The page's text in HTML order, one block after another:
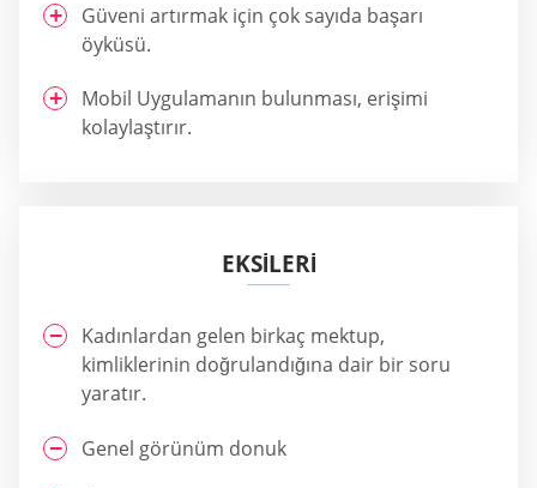
Güveni artırmak için çok sayıda başarı
öyküsü.
Mobil Uygulamanın bulunması, erişimi
kolaylaştırır.
EKSİLERİ
Kadınlardan gelen birkaç mektup,
kimliklerinin doğrulandığına dair bir soru
yaratır.
Genel görünüm donuk